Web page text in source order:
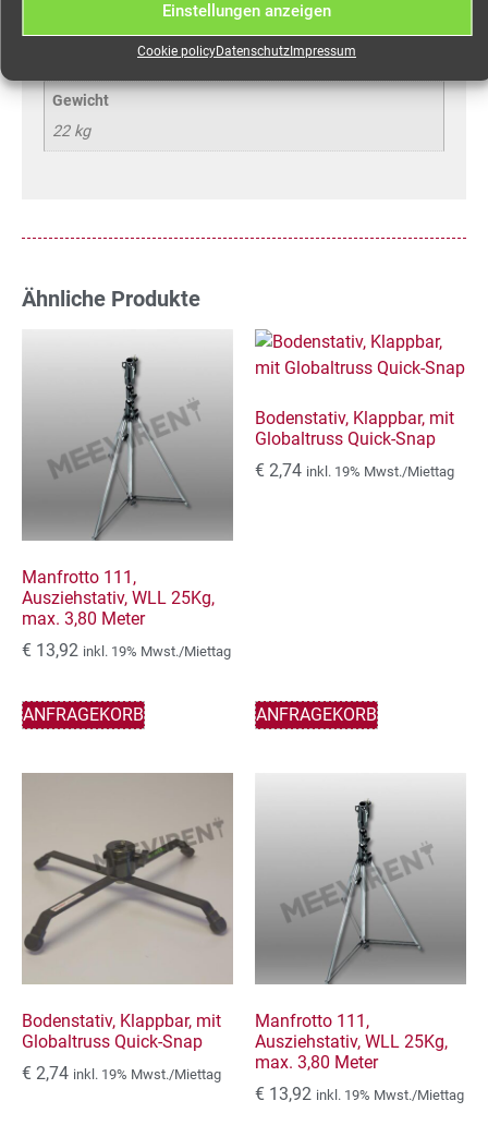
Einstellungen anzeigen
Cookie policyDatenschutzImpressum
Zusätzliche Information
Gewicht
22 kg
Ähnliche Produkte
Manfrotto 111,
Ausziehstativ, WLL 25Kg,
max. 3,80 Meter
€ 13,92 inkl. 19% Mwst./Miettag
ANFRAGEKORB
Bodenstativ, Klappbar, mit
Globaltruss Quick-Snap
€ 2,74 inkl. 19% Mwst./Miettag
ANFRAGEKORB
Bodenstativ, Klappbar, mit
Globaltruss Quick-Snap
€ 2,74 inkl. 19% Mwst./Miettag
Manfrotto 111,
Ausziehstativ, WLL 25Kg,
max. 3,80 Meter
€ 13,92 inkl. 19% Mwst./Miettag